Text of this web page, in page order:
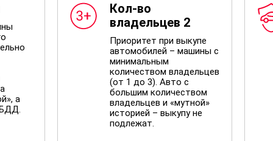
а
Кол-во
владельцев 2
Приоритет при выкупе
автомобилей – машины с
минимальным
количеством владельцев
(от 1 до 3). Авто с
большим количеством
владельцев и «мутной»
историей – выкупу не
подлежат.